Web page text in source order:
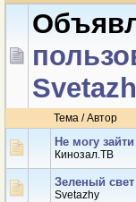
Тема /Автор
Не могу
Кинозал.ТВ
Зеленый свет
Svetazhy